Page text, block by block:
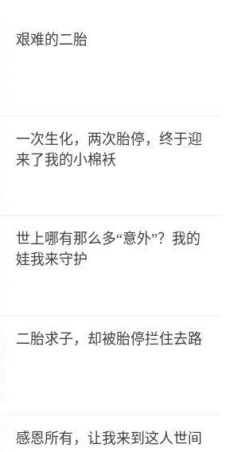
艰难的二胎
一次生化，两次胎停，终于迎
来了我的小棉袄
世上哪有那么多“意外”？我的
娃我来守护
二胎求子，却被胎停拦住去路
感恩所有，让我来到这人世间